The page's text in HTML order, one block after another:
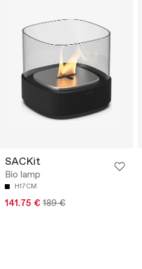
SACKit
Bio lamp
H17CM
141.75 € 189 €